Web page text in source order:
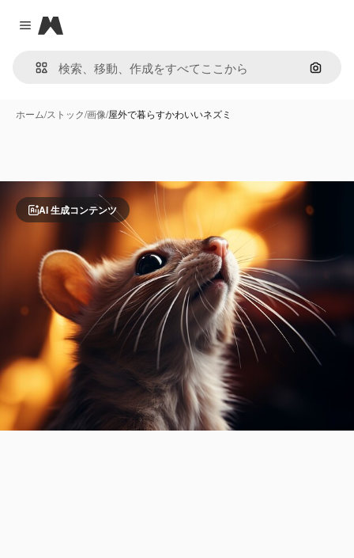
Close menu
Magnific
画像で
ホーム/ストック/画像/屋外で暮らすかわいいネズミ
AI 生成コンテンツ